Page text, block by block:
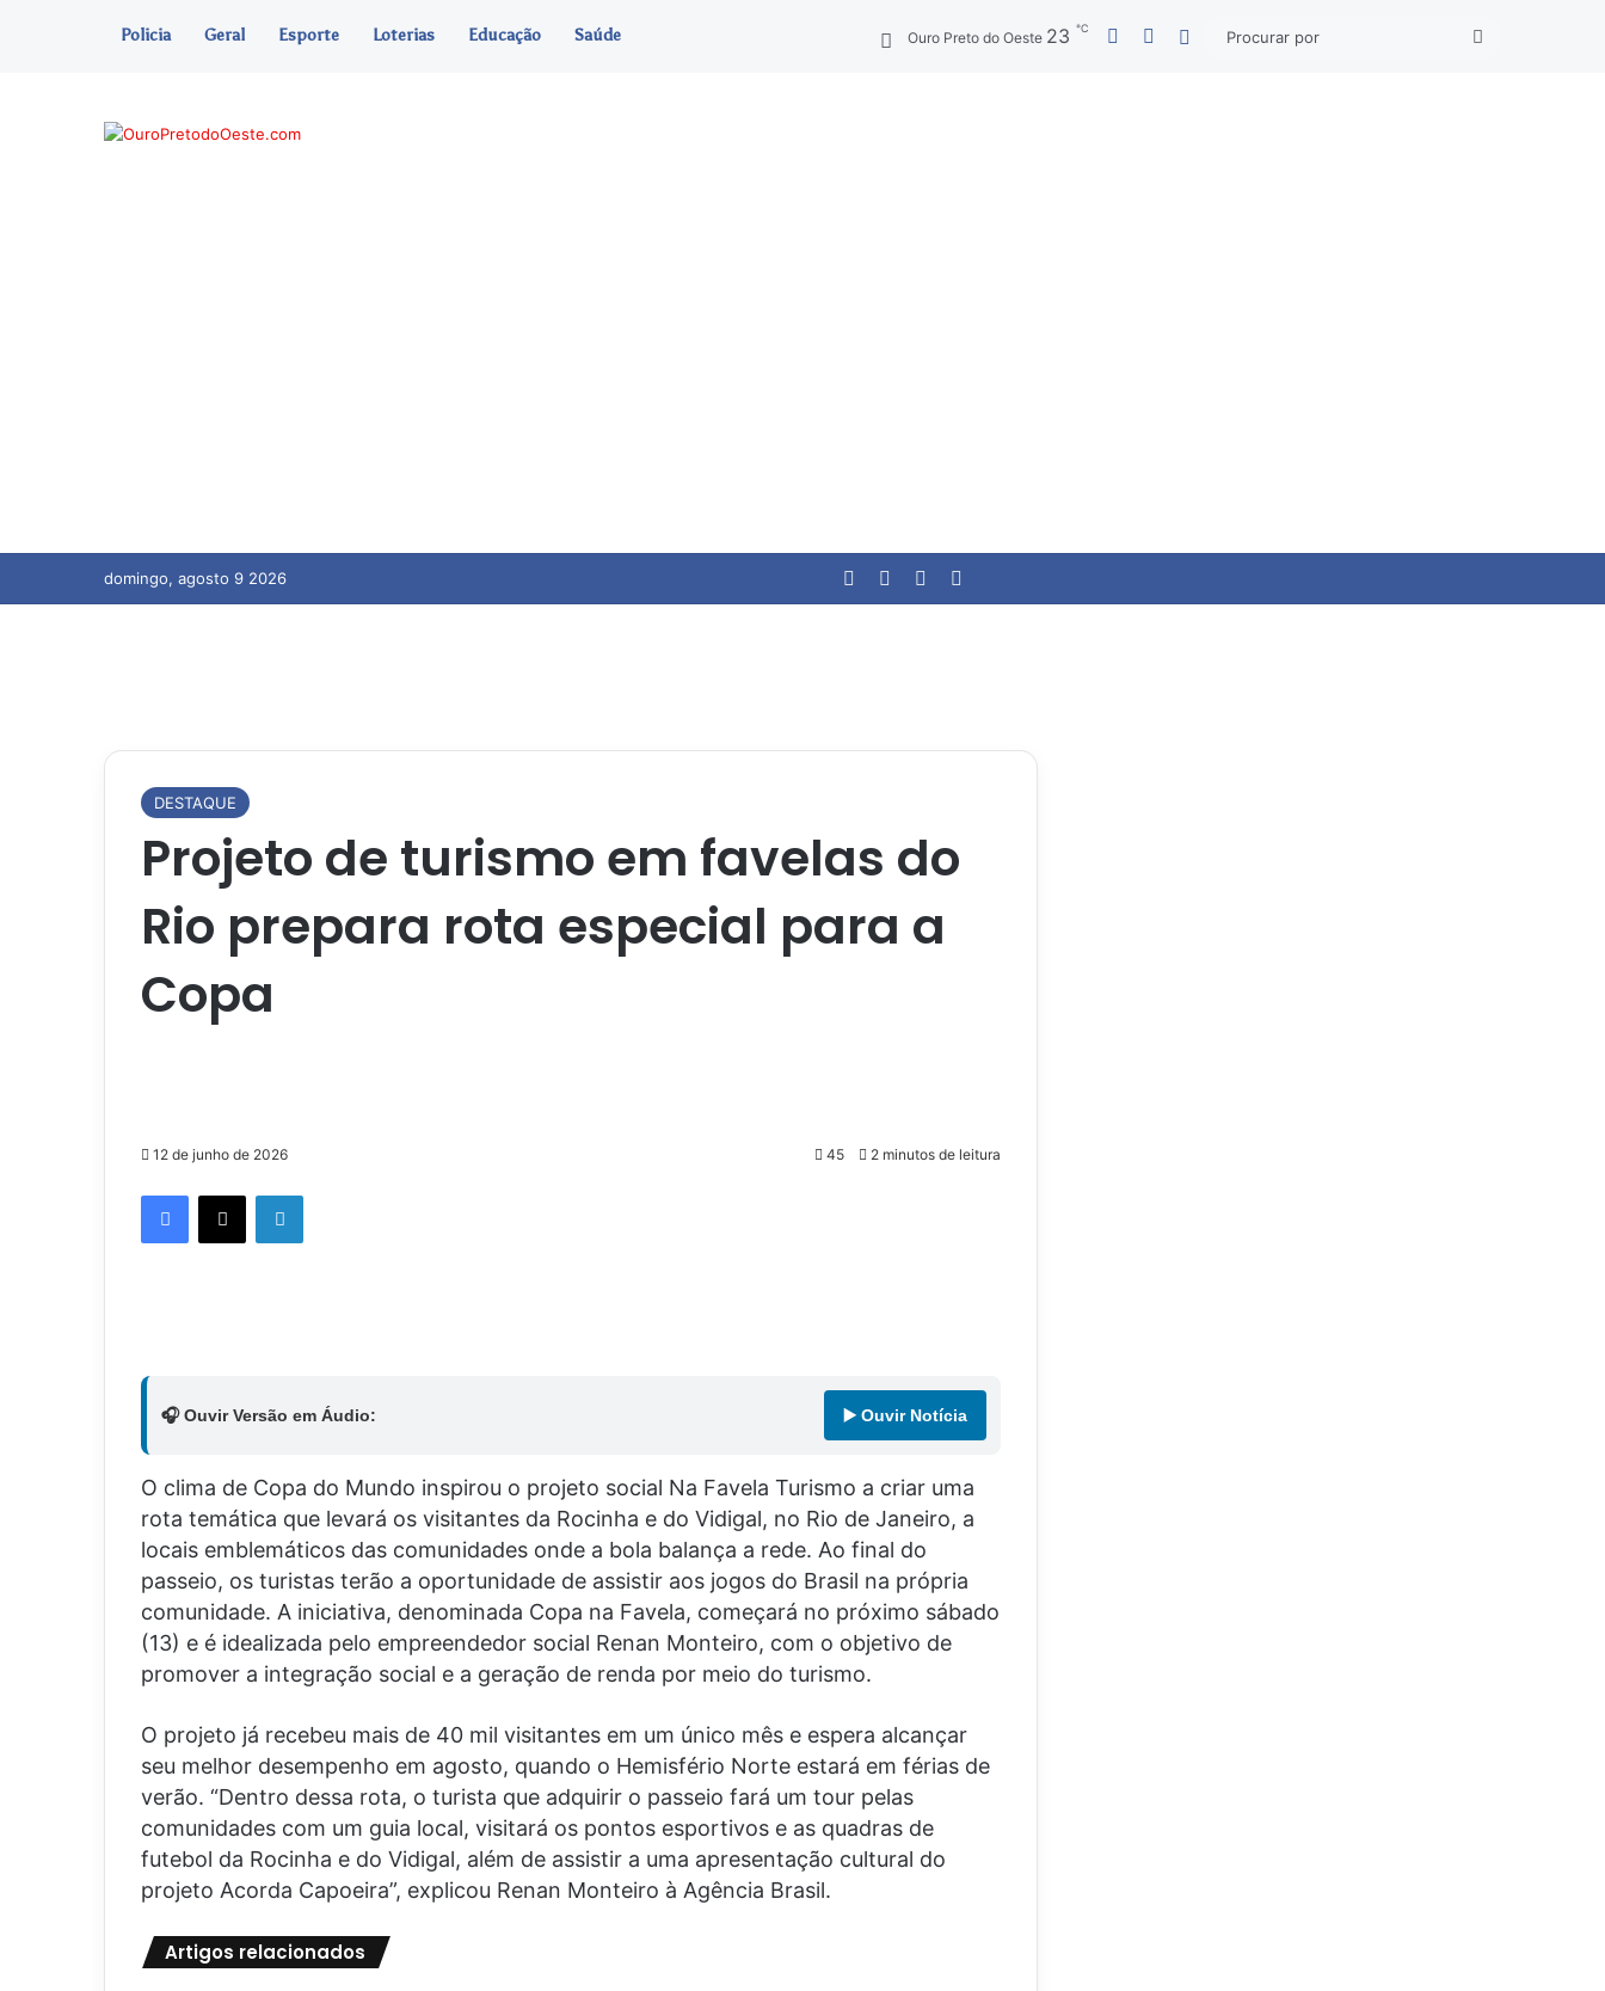
Policia Geral Esporte Loterias Educação Saúde Ouro Preto do Oeste 23 ℃ FacebookYouTube
Entrar
Procurar
domingo, agosto 9 2026 FacebookYouTube
Entrar
DESTAQUE
Projeto de turismo em favelas do
Rio prepara rota especial para a
Copa
12 de junho de 2026 45 2 minutos de leitura
Facebook
X Linkedin
🎧 Ouvir Versão em Áudio: ▶️ Ouvir Notícia
O clima de Copa do Mundo inspirou o projeto social Na Favela Turismo a criar uma
rota temática que levará os visitantes da Rocinha e do Vidigal, no Rio de Janeiro, a
locais emblemáticos das comunidades onde a bola balança a rede. Ao final do
passeio, os turistas terão a oportunidade de assistir aos jogos do Brasil na própria
comunidade. A iniciativa, denominada Copa na Favela, começará no próximo sábado
(13) e é idealizada pelo empreendedor social Renan Monteiro, com o objetivo de
promover a integração social e a geração de renda por meio do turismo.
O projeto já recebeu mais de 40 mil visitantes em um único mês e espera alcançar
seu melhor desempenho em agosto, quando o Hemisfério Norte estará em férias de
verão. “Dentro dessa rota, o turista que adquirir o passeio fará um tour pelas
comunidades com um guia local, visitará os pontos esportivos e as quadras de
futebol da Rocinha e do Vidigal, além de assistir a uma apresentação cultural do
projeto Acorda Capoeira”, explicou Renan Monteiro à Agência Brasil.
Artigos relacionados